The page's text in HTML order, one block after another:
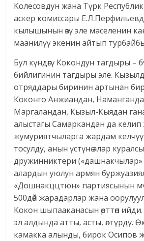
Колесовдун жана Түрк
аскер комиссары
кылышынын өзү эле маселенин
маанилүү экенин айтып
Бул күндөгү Кокондун тагдыры –
бийлигинин тагдыры эле.
отряддары биринин артынан
Коконго Анжиандан,
Маргаландан, Кызыл-Кыядан
алыстагы Самаркандан да
жумуриятчыларга жардам
тосулду, анын үстүнө алар
дружинниктери
алардын уюлун армян
«Дошнакццтюн» партиясынын
500дөй жарадарлар жана
Кокон шыпааканасын өрттөп ийди.
эл алдында атты, асты, өлтүрдү.
камакка алынды, бирок Осипов